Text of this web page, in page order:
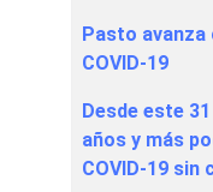
Pasto avanza
COVID-19
Desde este
años y más
COVID-19 sin